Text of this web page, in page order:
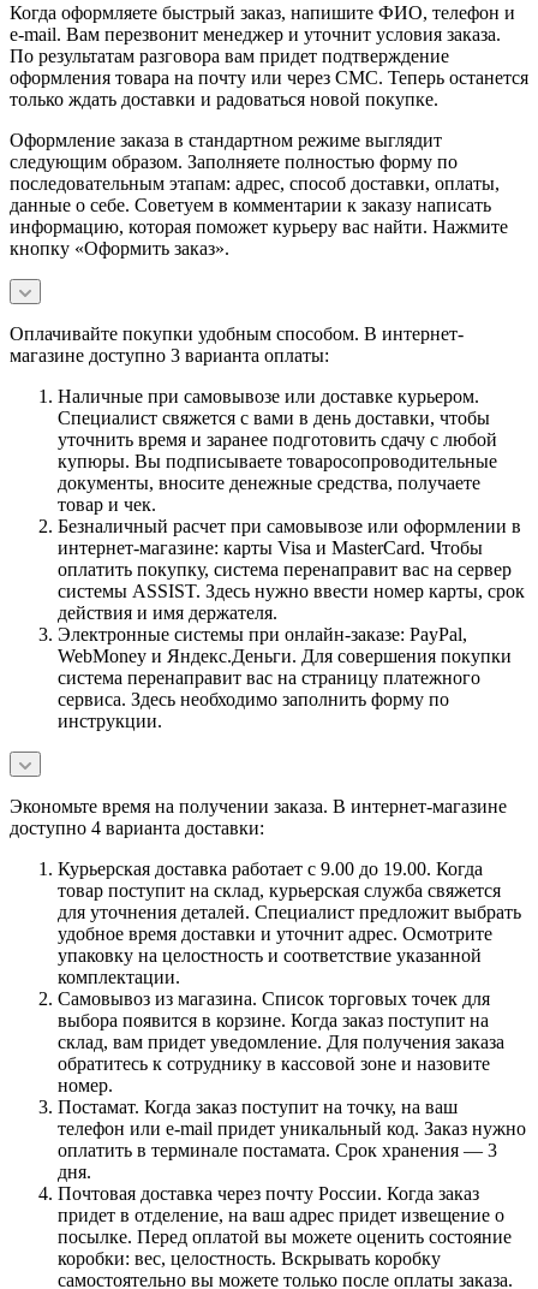
Когда оформляете быстрый заказ, напишите ФИО, телефон и
e-mail. Вам перезвонит менеджер и уточнит условия заказа.
По результатам разговора вам придет подтверждение
оформления товара на почту или через СМС. Теперь останется
только ждать доставки и радоваться новой покупке.
Оформление заказа в стандартном режиме выглядит
следующим образом. Заполняете полностью форму по
последовательным этапам: адрес, способ доставки, оплаты,
данные о себе. Советуем в комментарии к заказу написать
информацию, которая поможет курьеру вас найти. Нажмите
кнопку «Оформить заказ».
Оплачивайте покупки удобным способом. В интернет-
магазине доступно 3 варианта оплаты:
Наличные при самовывозе или доставке курьером.
Специалист свяжется с вами в день доставки, чтобы
уточнить время и заранее подготовить сдачу с любой
купюры. Вы подписываете товаросопроводительные
документы, вносите денежные средства, получаете
товар и чек.
Безналичный расчет при самовывозе или оформлении в
интернет-магазине: карты Visa и MasterCard. Чтобы
оплатить покупку, система перенаправит вас на сервер
системы ASSIST. Здесь нужно ввести номер карты, срок
действия и имя держателя.
Электронные системы при онлайн-заказе: PayPal,
WebMoney и Яндекс.Деньги. Для совершения покупки
система перенаправит вас на страницу платежного
сервиса. Здесь необходимо заполнить форму по
инструкции.
Экономьте время на получении заказа. В интернет-магазине
доступно 4 варианта доставки:
Курьерская доставка работает с 9.00 до 19.00. Когда
товар поступит на склад, курьерская служба свяжется
для уточнения деталей. Специалист предложит выбрать
удобное время доставки и уточнит адрес. Осмотрите
упаковку на целостность и соответствие указанной
комплектации.
Самовывоз из магазина. Список торговых точек для
выбора появится в корзине. Когда заказ поступит на
склад, вам придет уведомление. Для получения заказа
обратитесь к сотруднику в кассовой зоне и назовите
номер.
Постамат. Когда заказ поступит на точку, на ваш
телефон или e-mail придет уникальный код. Заказ нужно
оплатить в терминале постамата. Срок хранения — 3
дня.
Почтовая доставка через почту России. Когда заказ
придет в отделение, на ваш адрес придет извещение о
посылке. Перед оплатой вы можете оценить состояние
коробки: вес, целостность. Вскрывать коробку
самостоятельно вы можете только после оплаты заказа.